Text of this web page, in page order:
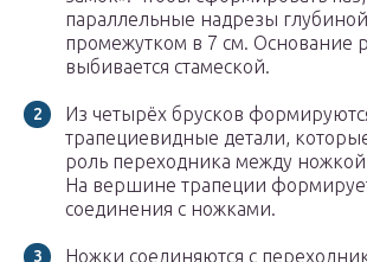
параллельные надрезы
промежутком в 7 см. Основание
выбивается стамеской.
Из четырёх брусков
трапециевидные детали,
роль переходника между
На вершине трапеции
соединения с ножками.
Ножки соединяются с